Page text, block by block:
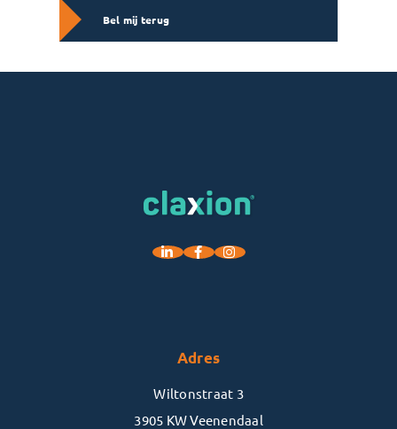
Bel mij terug
Adres
Wiltonstraat 3
3905 KW Veenendaal